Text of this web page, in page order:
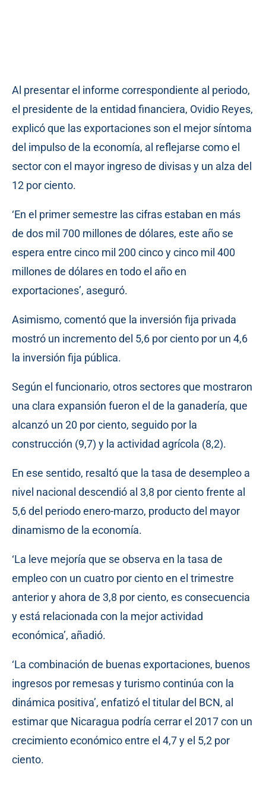
Al presentar el informe correspondiente al periodo,
el presidente de la entidad financiera, Ovidio Reyes,
explicó que las exportaciones son el mejor síntoma
del impulso de la economía, al reflejarse como el
sector con el mayor ingreso de divisas y un alza del
12 por ciento.
‘En el primer semestre las cifras estaban en más
de dos mil 700 millones de dólares, este año se
espera entre cinco mil 200 cinco y cinco mil 400
millones de dólares en todo el año en
exportaciones’, aseguró.
Asimismo, comentó que la inversión fija privada
mostró un incremento del 5,6 por ciento por un 4,6
la inversión fija pública.
Según el funcionario, otros sectores que mostraron
una clara expansión fueron el de la ganadería, que
alcanzó un 20 por ciento, seguido por la
construcción (9,7) y la actividad agrícola (8,2).
En ese sentido, resaltó que la tasa de desempleo a
nivel nacional descendió al 3,8 por ciento frente al
5,6 del periodo enero-marzo, producto del mayor
dinamismo de la economía.
‘La leve mejoría que se observa en la tasa de
empleo con un cuatro por ciento en el trimestre
anterior y ahora de 3,8 por ciento, es consecuencia
y está relacionada con la mejor actividad
económica’, añadió.
‘La combinación de buenas exportaciones, buenos
ingresos por remesas y turismo continúa con la
dinámica positiva’, enfatizó el titular del BCN, al
estimar que Nicaragua podría cerrar el 2017 con un
crecimiento económico entre el 4,7 y el 5,2 por
ciento.